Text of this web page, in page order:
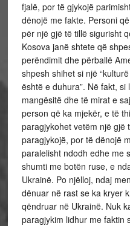
fjalë, por të gjykojë
dënojë me fakte. Personi
për një gjë të tillë sigurisht
Kosova janë shtete që
perëndimit dhe përballë
shpesh shihet si një
është e duhura”. Në fakt,
mangësitë dhe të mirat e
person që ka mjekër, e të
paragjykohet vetëm një gjë
paragjykojë, por të dënojë
paralelisht ndodh edhe me
shumti me botën ruse, e
Ukrainë. Po njëlloj, ndaj
dënuar në rast se ka kryer
qëndruar në Ukrainë. Nuk
paragjykim lidhur me faktin